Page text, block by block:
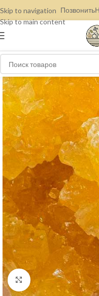
Skip to navigation
Skip to main content
Позвонить
Нажмите, чтобы